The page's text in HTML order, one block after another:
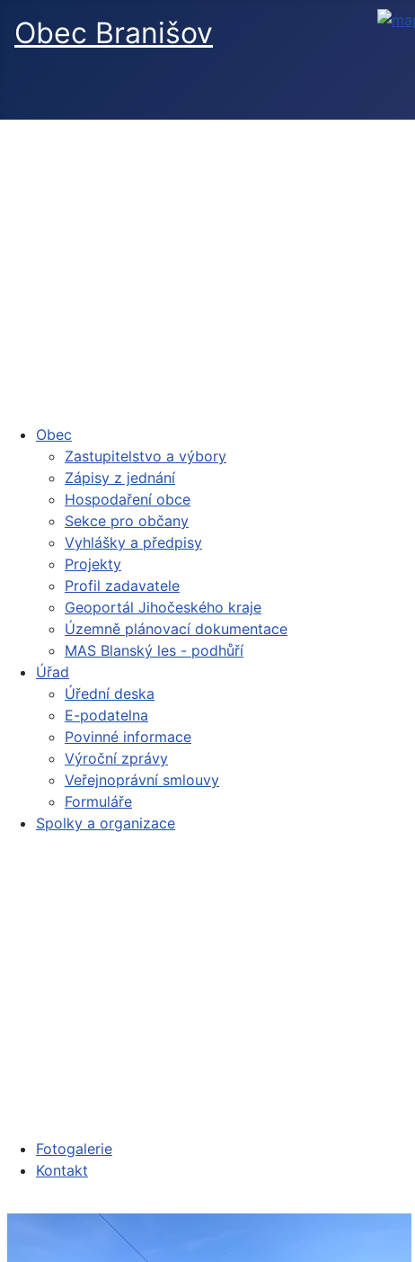
Obec Branišov
Obec
Zastupitelstvo a výbory
Zápisy z jednání
Hospodaření obce
Sekce pro občany
Vyhlášky a předpisy
Projekty
Profil zadavatele
Geoportál Jihočeského kraje
Územně plánovací dokumentace
MAS Blanský les - podhůří
Úřad
Úřední deska
E-podatelna
Povinné informace
Výroční zprávy
Veřejnoprávní smlouvy
Formuláře
Spolky a organizace
Fotogalerie
Kontakt